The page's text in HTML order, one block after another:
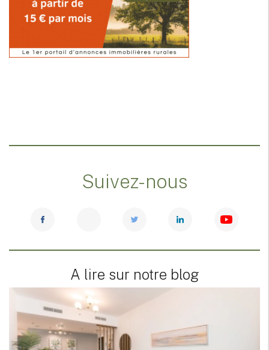
Suivez-nous
A lire sur notre blog